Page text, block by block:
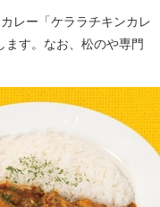
レー「ケララチキンカレ
す。なお、松のや専門